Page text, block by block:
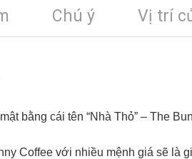
Chú ý Vị trí
bằng cái tên “Nhà Thỏ” – The
Coffee với nhiều mệnh giá sẽ là